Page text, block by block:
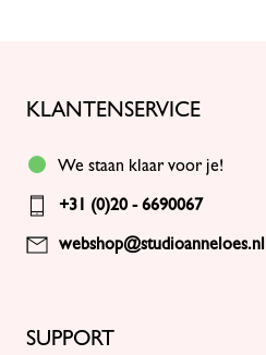
SUPPORT
KLANTENSERVICE
We staan klaar voor je!
+31 (0)20 - 6690067
webshop@studioanneloes.nl